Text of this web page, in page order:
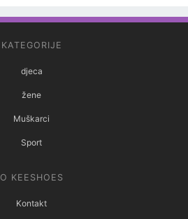
KATEGORIJE
djeca
žene
Muškarci
Sport
O KEESHOES
Kontakt